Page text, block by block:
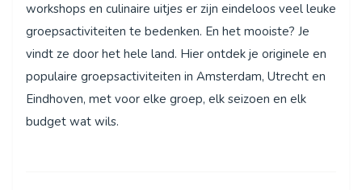
workshops en culinaire uitjes er zijn eindeloos veel leuke
groepsactiviteiten te bedenken. En het mooiste? Je
vindt ze door het hele land. Hier ontdek je originele en
populaire groepsactiviteiten in Amsterdam, Utrecht en
Eindhoven, met voor elke groep, elk seizoen en elk
budget wat wils.